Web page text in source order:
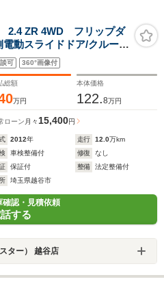
2.4 ZR 4WD フリップダ
動スライドドア/クルーズ
ー/ETC/パワーバックド
/純正ナビ/地デジ/HIDオー
可 360°画像付
総額
万円
本体価格
122.8万円
ローン 月々15,400円
2012年 走行 12.0万km
車検整備付 修復
なし
保証付 整備
法定整備付
埼玉県越谷市
確認・見積依頼
する
ター） 越谷店